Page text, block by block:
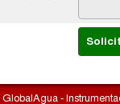
GlobalAgua -